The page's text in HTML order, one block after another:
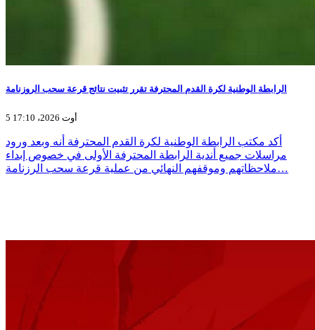
الرابطة الوطنية لكرة القدم المحترفة تقرر تثبيت نتائج قرعة سحب الروزنامة
5 أوت 2026، 17:10
أكد مكتب الرابطة الوطنية لكرة القدم المحترفة أنه وبعد ورود
مراسلات جميع أندية الرابطة المحترفة الأولى في خصوص إبداء
ملاحظاتهم وموقفهم النهائي من عملية قرعة سحب الرزنامة…